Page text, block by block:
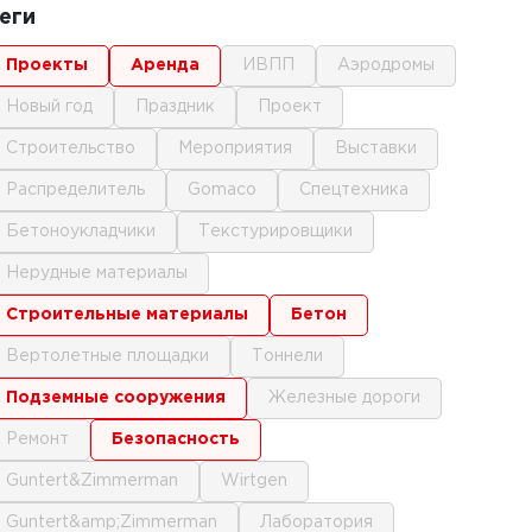
проекты аренда ИВПП аэродромы
новый год праздник проект
строительство мероприятия выставки
распределитель gomaco спецтехника
бетоноукладчики текстурировщики
нерудные материалы
строительные материалы бетон
вертолетные площадки тоннели
подземные сооружения железные дороги
ремонт безопасность
Guntert&Zimmerman Wirtgen
Guntert&amp;Zimmerman лаборатория